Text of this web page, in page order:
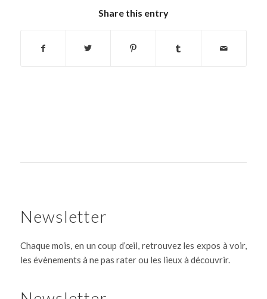
Share this entry
Newsletter
Chaque mois, en un coup d’œil, retrouvez les expos à voir,
les évènements à ne pas rater ou les lieux à découvrir.